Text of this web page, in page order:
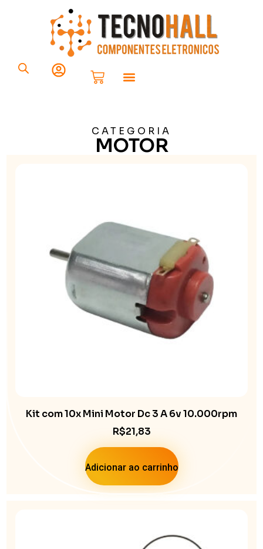
CATEGORIA
MOTOR
Kit com 10x Mini Motor Dc 3 A 6v 10.000rpm
R$21,83
Adicionar ao carrinho